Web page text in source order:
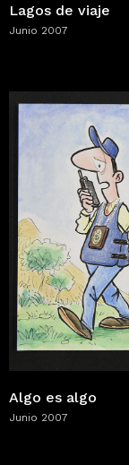
Lagos de viaje
Junio 2007
Algo es algo
Junio 2007